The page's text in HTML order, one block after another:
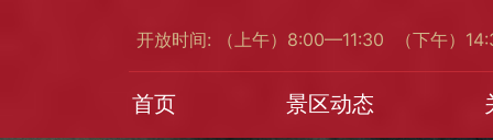
首页 景区动态
开放时间: （上午）8:00—11:30 （下午）14